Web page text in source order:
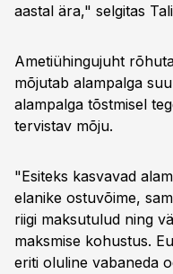
aastal ära," selgitas
Ametiühingujuht
mõjutab alampalga
alampalga tõstmisel
tervistav mõju.
"Esiteks kasvavad
elanike ostuvõime,
riigi maksutulud ning
maksmise kohustus.
eriti oluline vabaneda